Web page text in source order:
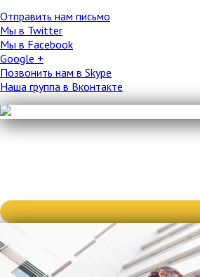
Отправить нам письмо
Мы в Twitter
Мы в Facebook
Google +
Позвонить нам в Skype
Наша группа в Вконтакте